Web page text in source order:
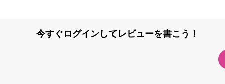
今すぐログインしてレビューを書こう！